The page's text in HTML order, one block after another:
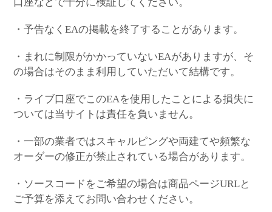
・予告なくEAの掲載を終了することがあります。
・まれに制限がかかっていないEAがありますが、そ
の場合はそのまま利用していただいて結構です。
・ライブ口座でこのEAを使用したことによる損失に
ついては当サイトは責任を負いません。
・一部の業者ではスキャルピングや両建てや頻繁な
オーダーの修正が禁止されている場合があります。
・ソースコードをご希望の場合は商品ページURLと
ご予算を添えてお問い合わせください。